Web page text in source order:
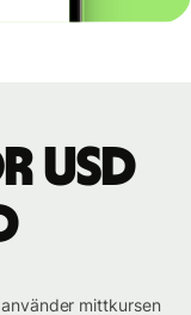
USD
mittkursen